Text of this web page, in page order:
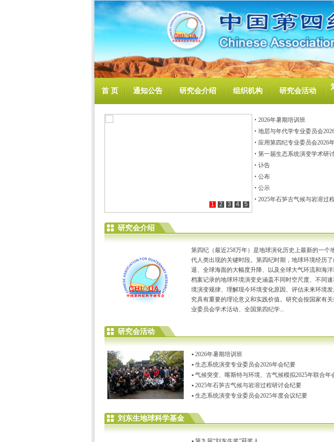
首 页 通知公告 研究会介绍 组织机构 研究会活动
1 2 3 4 5
2026年暑期培训班
地层与年代学专业委员会
应用第四纪专业委员会2026
第一届生态系统演变学术研
讣告
公布
公示
2025年石笋古气候与岩溶过
研究会介绍
第四纪（最近258万年）是地球演化历史上最新的一个
代人类出现的关键时段。第四纪时期，地球环境经历
退、全球海面的大幅度升降、以及全球大气环流和海
档案记录的地球环境演变史涵盖不同时空尺度、不同
境演变规律、理解现今环境变化原因、评估未来环境
究具有重要的理论意义和实践价值。研究会按国家有
业委员会学术活动、全国第四纪学...
研究会活动
▪ 2026年暑期培训班
▪ 生态系统演变专业委员会2026年会纪要
▪ 气候突变、喀斯特与环境、古气候模拟2025年联合年
▪ 2025年石笋古气候与岩溶过程研讨会纪要
▪ 生态系统演变专业委员会2025年度会议纪要
刘东生地球科学基金